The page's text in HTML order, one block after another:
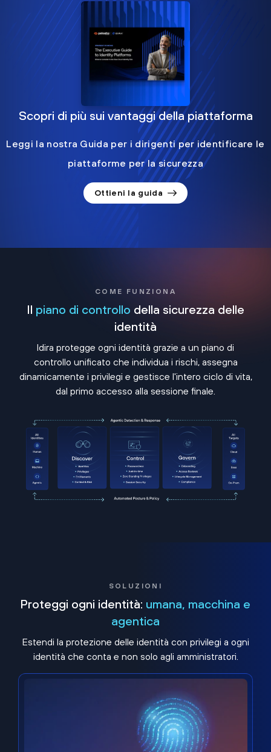
Scopri di più sui vantaggi della piattaforma
Leggi la nostra Guida per i dirigenti per identificare le
piattaforme per la sicurezza
Ottieni la guida
COME FUNZIONA
Il piano di controllo della sicurezza delle
identità
Idira protegge ogni identità grazie a un piano di
controllo unificato che individua i rischi, assegna
dinamicamente i privilegi e gestisce l'intero ciclo di vita,
dal primo accesso alla sessione finale.
SOLUZIONI
Proteggi ogni identità: umana, macchina e
agentica
Estendi la protezione delle identità con privilegi a ogni
identità che conta e non solo agli amministratori.